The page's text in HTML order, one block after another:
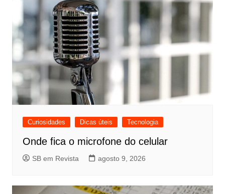
Curiosidades Dicas úteis Tecnologia
Onde fica o microfone do celular
SB em Revista agosto 9, 2026